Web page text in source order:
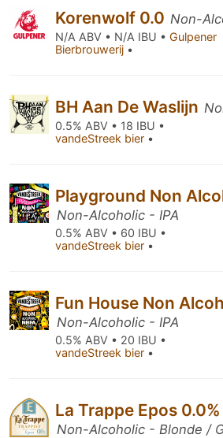
Korenwolf 0.0 Non-
N/A ABV • N/A IBU • Gulpener
Bierbrouwerij •
BH Aan De Waslijn
0.5% ABV • 18 IBU •
vandeStreek bier •
Playground Non
Non-Alcoholic - IPA
0.5% ABV • 60 IBU •
vandeStreek bier •
Fun House Non
Non-Alcoholic - IPA
0.5% ABV • 20 IBU •
vandeStreek bier •
La Trappe Epos 0.0%
Non-Alcoholic - Blonde /